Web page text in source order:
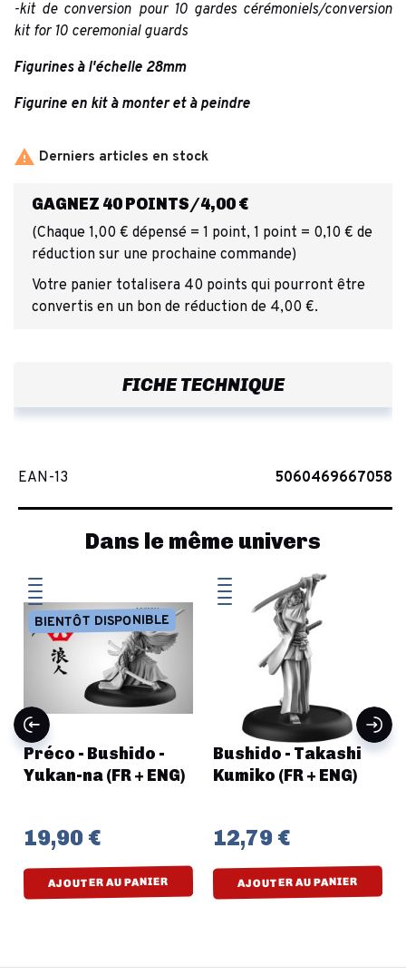
-kit de conversion pour 10 gardes cérémoniels/conversion
kit for 10 ceremonial guards
Figurines à l'échelle 28mm
Figurine en kit à monter et à peindre
 Derniers articles en stock
GAGNEZ 40 POINTS/4,00 €
(Chaque 1,00 € dépensé = 1 point, 1 point = 0,10 € de
réduction sur une prochaine commande)
Votre panier totalisera 40 points qui pourront être
convertis en un bon de réduction de 4,00 €.
FICHE TECHNIQUE
EAN-13 5060469667058
Dans le même univers
Préco - Bushido -
Yukan-na (FR + ENG)
19,90 €
AJOUTER AU PANIER
BIENTÔT DISPONIBLE
Bushido - Takashi
Kumiko (FR + ENG)
12,79 €
AJOUTER AU PANIER